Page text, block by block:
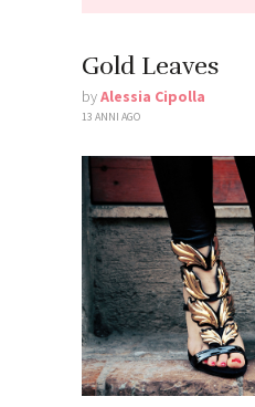
Gold Leaves
byAlessia Cipolla
13 ANNI AGO